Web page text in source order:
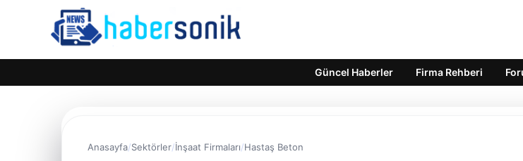
Güncel Haberler Firma Rehberi
Anasayfa Sektörler İnşaat Firmaları Hastaş Beton